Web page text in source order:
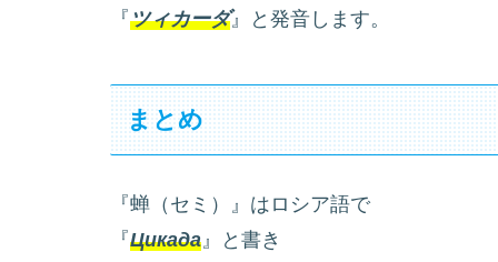
『ツィカーダ』と発音します。
まとめ
『蝉（セミ）』はロシア語で
『Цикада 』と書き